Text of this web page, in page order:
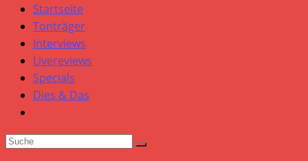
Startseite
Tonträger
Interviews
Livereviews
Specials
Dies & Das